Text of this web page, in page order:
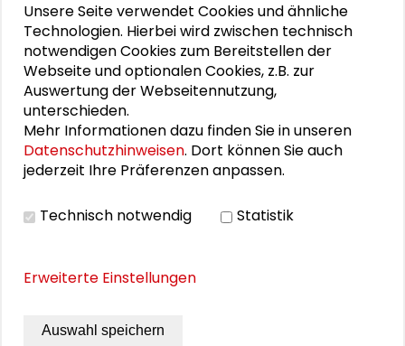
PERSONEN IM KONTEXT
Kultur leben: Integrationspotenziale vor Ort
Svenja Kück
Anna-Lisa Müller
Ulrike Gerhard
Programm
Unsere Seite verwendet Cookies und ähnliche
Technologien. Hierbei wird zwischen technisch
notwendigen Cookies zum Bereitstellen der
Webseite und optionalen Cookies, z.B. zur
Auswertung der Webseitennutzung,
unterschieden.
Mehr Informationen dazu finden Sie in unseren
Datenschutzhinweisen. Dort können Sie auch
jederzeit Ihre Präferenzen anpassen.
Technisch notwendig Statistik
Erweiterte Einstellungen
Auswahl speichern